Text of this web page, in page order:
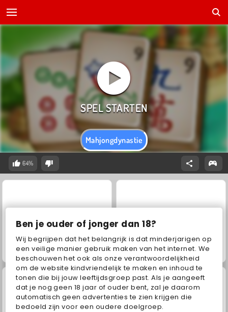
Ben je ouder of jonger dan 18?
Wij begrijpen dat het belangrijk is dat minderjarigen op
een veilige manier gebruik maken van het internet. We
beschouwen het ook als onze verantwoordelijkheid
om de website kindvriendelijk te maken en inhoud te
tonen die bij jouw leeftijdsgroep past. Als je aangeeft
dat je nog geen 18 jaar of ouder bent, zal je daarom
automatisch geen advertenties te zien krijgen die
bedoeld zijn voor een oudere doelgroep.
Mahjongdynastie
64%
Jewel Garden Story Grand Mahjong Connect